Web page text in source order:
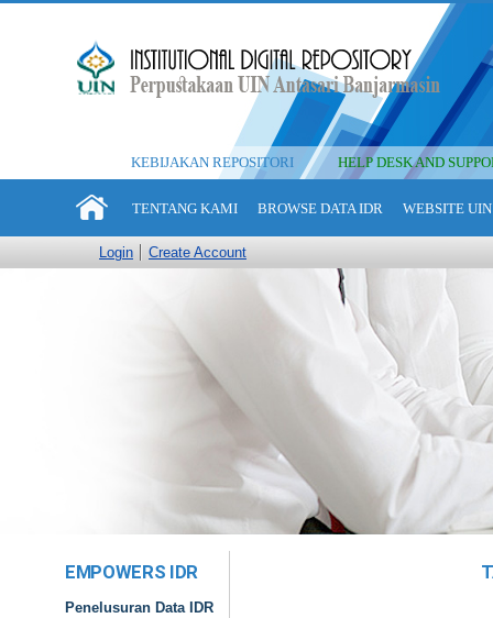
KEBIJAKAN REPOSITORI HELP DESK AND
TENTANG KAMI BROWSE DATA IDR WEBSITE
Login Create Account
EMPOWERS IDR
Penelusuran Data IDR